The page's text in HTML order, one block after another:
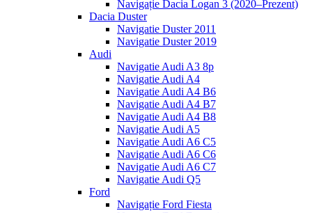
Navigație Dacia Logan 3 (2020–Prezent)
Dacia Duster
Navigatie Duster 2011
Navigatie Duster 2019
Audi
Navigatie Audi A3 8p
Navigatie Audi A4
Navigatie Audi A4 B6
Navigatie Audi A4 B7
Navigatie Audi A4 B8
Navigatie Audi A5
Navigatie Audi A6 C5
Navigatie Audi A6 C6
Navigatie Audi A6 C7
Navigatie Audi Q5
Ford
Navigație Ford Fiesta